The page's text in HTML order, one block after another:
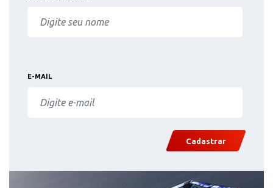
E-MAIL
Cadastrar